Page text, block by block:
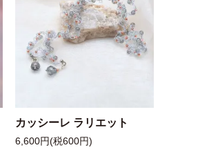
カッシーレ ラリエット
6,600円(税600円)